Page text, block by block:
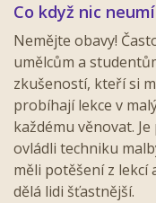
Co když nic
Nemějte obavy!
umělcům a
zkušeností, kteří si
probíhají lekce v
každému věnovat.
ovládli techniku
měli potěšení z lekcí
dělá lidi šťastnější.